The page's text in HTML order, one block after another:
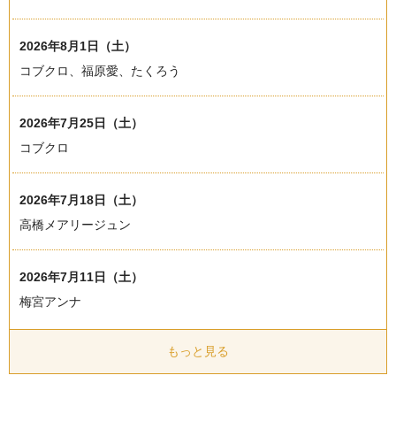
2026年8月1日（土）
コブクロ、福原愛、たくろう
2026年7月25日（土）
コブクロ
2026年7月18日（土）
高橋メアリージュン
2026年7月11日（土）
梅宮アンナ
もっと見る